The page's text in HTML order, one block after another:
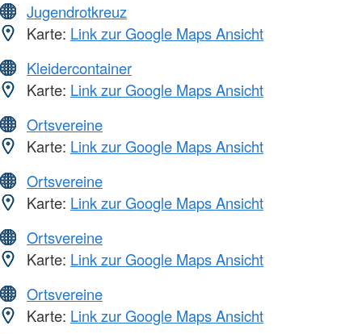
Jugendrotkreuz
Karte: Link zur Google Maps Ansicht
Kleidercontainer
Karte: Link zur Google Maps Ansicht
Ortsvereine
Karte: Link zur Google Maps Ansicht
Ortsvereine
Karte: Link zur Google Maps Ansicht
Ortsvereine
Karte: Link zur Google Maps Ansicht
Ortsvereine
Karte: Link zur Google Maps Ansicht